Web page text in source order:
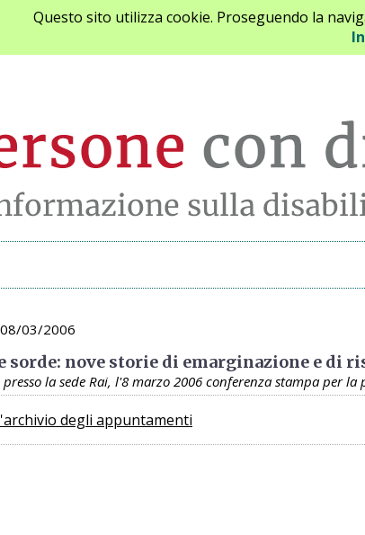
Questo sito utilizza cookie. Proseguendo la
appuntamenti
03/2006
sorde: nove storie di emarginazione e di
presso la sede Rai, l'8 marzo 2006 conferenza stampa per
degli appuntamenti